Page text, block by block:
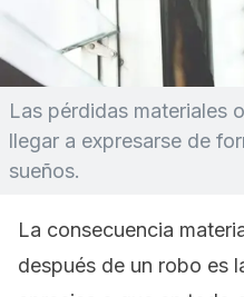
Las pérdidas materiales
llegar a expresarse de
sueños.
La consecuencia
después de un robo es